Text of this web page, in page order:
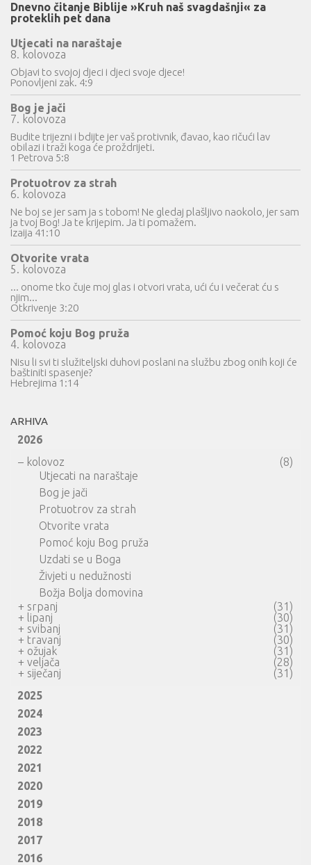
Dnevno čitanje Biblije »Kruh naš svagdašnji« za
proteklih pet dana
Utjecati na naraštaje
8. kolovoza
Objavi to svojoj djeci i djeci svoje djece!
Ponovljeni zak. 4:9
Bog je jači
7. kolovoza
Budite trijezni i bdijte jer vaš protivnik, đavao, kao ričući lav
obilazi i traži koga će proždrijeti.
1 Petrova 5:8
Protuotrov za strah
6. kolovoza
Ne boj se jer sam ja s tobom! Ne gledaj plašljivo naokolo, jer sam
ja tvoj Bog! Ja te krijepim. Ja ti pomažem.
Izaija 41:10
Otvorite vrata
5. kolovoza
... onome tko čuje moj glas i otvori vrata, ući ću i večerat ću s
njim...
Otkrivenje 3:20
Pomoć koju Bog pruža
4. kolovoza
Nisu li svi ti služiteljski duhovi poslani na službu zbog onih koji će
baštiniti spasenje?
Hebrejima 1:14
ARHIVA
2026
– kolovoz
(8)
Utjecati na naraštaje
Bog je jači
Protuotrov za strah
Otvorite vrata
Pomoć koju Bog pruža
Uzdati se u Boga
Živjeti u nedužnosti
Božja Bolja domovina
+ srpanj
(31)
+ lipanj
(30)
+ svibanj
(31)
+ travanj
(30)
+ ožujak
(31)
+ veljača
(28)
+ siječanj
(31)
2025
2024
2023
2022
2021
2020
2019
2018
2017
2016